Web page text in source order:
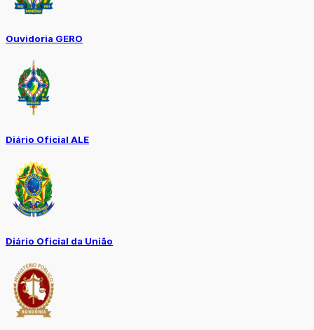
Ouvidoria GERO
Diário Oficial ALE
Diário Oficial da União